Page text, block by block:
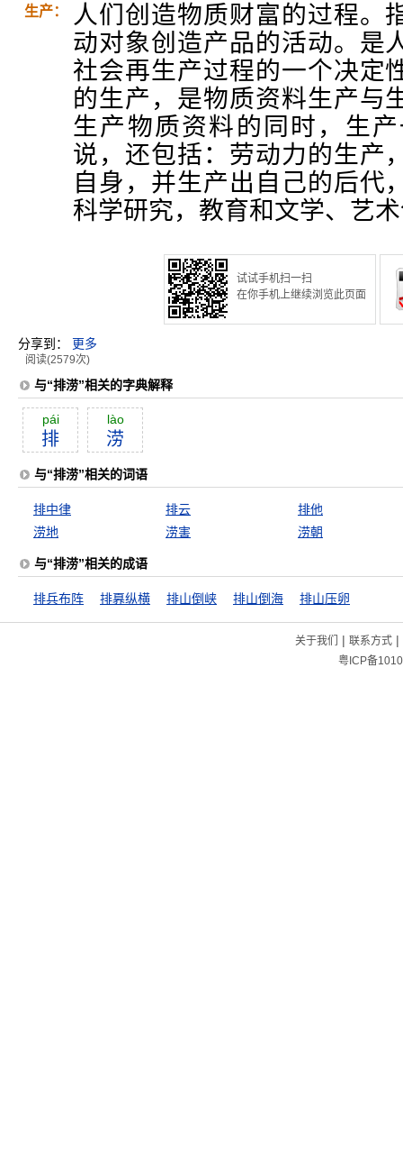
生产：
人们创造物质财富的过程。
动对象创造产品的活动。是
社会再生产过程的一个决定
的生产，是物质资料生产与
生产物质资料的同时，生
说，还包括：劳动力的生产
自身，并生产出自己的后代
科学研究，教育和文学、艺
试试手机扫一扫
在你手机上继续浏览此页面
分享到： 更多
阅读(2579次)
与“排涝”相关的字典解释
pái
排
lào
涝
与“排涝”相关的词语
排中律 排云
排他
涝地
涝害 涝朝
与“排涝”相关的成语
排兵布阵 排奡纵横 排山倒峡 排山倒海 排山压卵
关于我们 | 联系方式|
粤ICP备